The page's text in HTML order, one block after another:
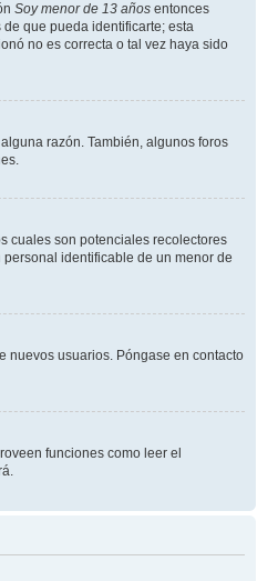
Soy menor de 13 años entonces
que pueda identificarte; esta
no es correcta o tal vez haya sido
razón. También, algunos foros
cuales son potenciales recolectores
identificable de un menor de
nuevos usuarios. Póngase en contacto
funciones como leer el